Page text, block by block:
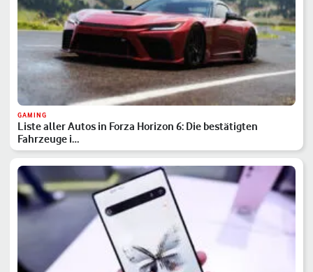
GAMING
Liste aller Autos in Forza Horizon 6: Die bestätigten
Fahrzeuge i…